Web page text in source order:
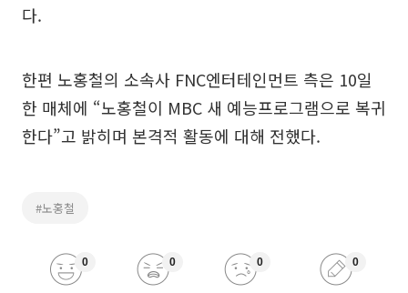
다.
한편 노홍철의 소속사 FNC엔터테인먼트 측은 10일
한 매체에 “노홍철이 MBC 새 예능프로그램으로 복귀
한다”고 밝히며 본격적 활동에 대해 전했다.
#노홍철
0 0 0 0